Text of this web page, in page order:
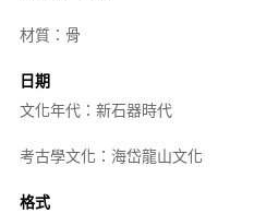
材質：骨
日期
文化年代：新石器時代
考古學文化：海岱龍山文化
格式